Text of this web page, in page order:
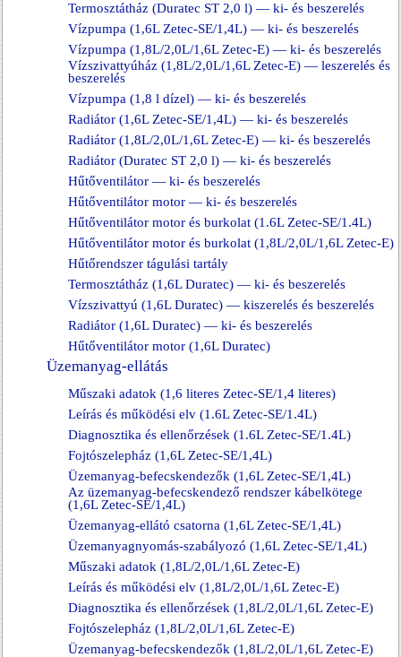
Termosztátház (Duratec ST 2,0 l) — ki- és beszerelés
Vízpumpa (1,6L Zetec-SE/1,4L) — ki- és beszerelés
Vízpumpa (1,8L/2,0L/1,6L Zetec-E) — ki- és beszerelés
Vízszivattyúház (1,8L/2,0L/1,6L Zetec-E) — leszerelés és
beszerelés
Vízpumpa (1,8 l dízel) — ki- és beszerelés
Radiátor (1,6L Zetec-SE/1,4L) — ki- és beszerelés
Radiátor (1,8L/2,0L/1,6L Zetec-E) — ki- és beszerelés
Radiátor (Duratec ST 2,0 l) — ki- és beszerelés
Hűtőventilátor — ki- és beszerelés
Hűtőventilátor motor — ki- és beszerelés
Hűtőventilátor motor és burkolat (1.6L Zetec-SE/1.4L)
Hűtőventilátor motor és burkolat (1,8L/2,0L/1,6L Zetec-E)
Hűtőrendszer tágulási tartály
Termosztátház (1,6L Duratec) — ki- és beszerelés
Vízszivattyú (1,6L Duratec) — kiszerelés és beszerelés
Radiátor (1,6L Duratec) — ki- és beszerelés
Hűtőventilátor motor (1,6L Duratec)
Üzemanyag-ellátás
Műszaki adatok (1,6 literes Zetec-SE/1,4 literes)
Leírás és működési elv (1.6L Zetec-SE/1.4L)
Diagnosztika és ellenőrzések (1.6L Zetec-SE/1.4L)
Fojtószelepház (1,6L Zetec-SE/1,4L)
Üzemanyag-befecskendezők (1,6L Zetec-SE/1,4L)
Az üzemanyag-befecskendező rendszer kábelkötege
(1,6L Zetec-SE/1,4L)
Üzemanyag-ellátó csatorna (1,6L Zetec-SE/1,4L)
Üzemanyagnyomás-szabályozó (1,6L Zetec-SE/1,4L)
Műszaki adatok (1,8L/2,0L/1,6L Zetec-E)
Leírás és működési elv (1,8L/2,0L/1,6L Zetec-E)
Diagnosztika és ellenőrzések (1,8L/2,0L/1,6L Zetec-E)
Fojtószelepház (1,8L/2,0L/1,6L Zetec-E)
Üzemanyag-befecskendezők (1,8L/2,0L/1,6L Zetec-E)